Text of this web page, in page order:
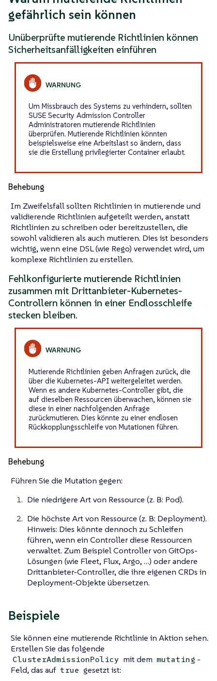
gefährlich sein können
Unüberprüfte mutierende Richtlinien können
Sicherheitsanfälligkeiten einführen
Um Missbrauch des Systems zu verhindern, sollten
SUSE Security Admission Controller
Administratoren mutierende Richtlinien
überprüfen. Mutierende Richtlinien könnten
beispielsweise eine Arbeitslast so ändern, dass
sie die Erstellung privilegierter Container erlaubt.
Behebung
Im Zweifelsfall sollten Richtlinien in mutierende und
validierende Richtlinien aufgeteilt werden, anstatt
Richtlinien zu schreiben oder bereitzustellen, die
sowohl validieren als auch mutieren. Dies ist besonders
wichtig, wenn eine DSL (wie Rego) verwendet wird, um
komplexe Richtlinien zu erstellen.
Fehlkonfigurierte mutierende Richtlinien
zusammen mit Drittanbieter-Kubernetes-
Controllern können in einer Endlosschleife
stecken bleiben.
Mutierende Richtlinien geben Anfragen zurück, die
über die Kubernetes-API weitergeleitet werden.
Wenn es andere Kubernetes-Controller gibt, die
auf dieselben Ressourcen überwachen, können sie
diese in einer nachfolgenden Anfrage
zurückmutieren. Dies könnte zu einer endlosen
Rückkopplungsschleife von Mutationen führen.
Behebung
Führen Sie die Mutation gegen:
Die niedrigere Art von Ressource (z. B: Pod).
Die höchste Art von Ressource (z. B: Deployment).
Hinweis: Dies könnte dennoch zu Schleifen
führen, wenn ein Controller diese Ressourcen
verwaltet. Zum Beispiel Controller von GitOps-
Lösungen (wie Fleet, Flux, Argo, …​) oder andere
Drittanbieter-Controller, die ihre eigenen CRDs in
Deployment-Objekte übersetzen.
Beispiele
Sie können eine mutierende Richtlinie in Aktion sehen.
Erstellen Sie das folgende
ClusterAdmissionPolicy mit dem mutating -
Feld, das auf true gesetzt ist: